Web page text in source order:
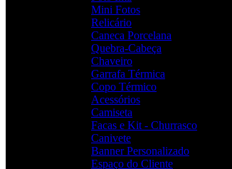
Mini Fotos
Relicário
Caneca Porcelana
Quebra-Cabeça
Chaveiro
Garrafa Térmica
Copo Térmico
Acessórios
Camiseta
Facas e Kit - Churrasco
Canivete
Banner Personalizado
Espaço do Cliente